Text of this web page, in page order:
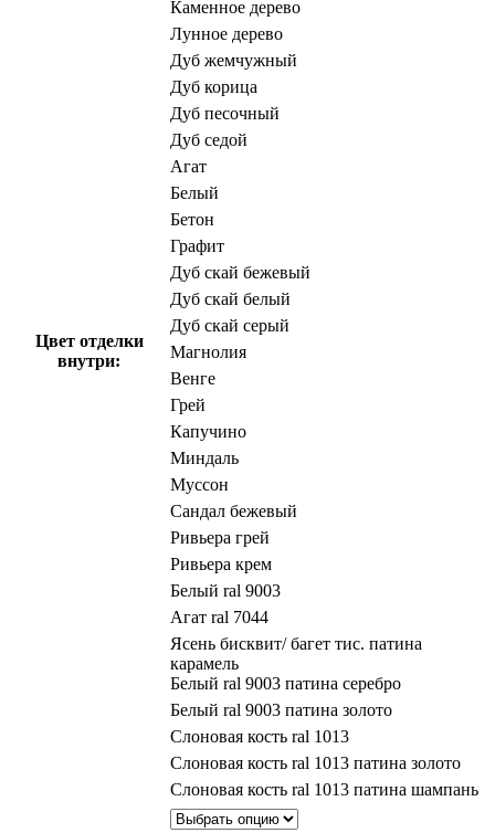
Цвет отделки
внутри:
Каменное дерево
Лунное дерево
Дуб жемчужный
Дуб корица
Дуб песочный
Дуб седой
Агат
Белый
Бетон
Графит
Дуб скай бежевый
Дуб скай белый
Дуб скай серый
Магнолия
Венге
Грей
Капучино
Миндаль
Муссон
Сандал бежевый
Ривьера грей
Ривьера крем
Белый ral 9003
Агат ral 7044
Ясень бисквит/ багет тис. патина
карамель
Белый ral 9003 патина серебро
Белый ral 9003 патина золото
Слоновая кость ral 1013
Слоновая кость ral 1013 патина золото
Слоновая кость ral 1013 патина шампань